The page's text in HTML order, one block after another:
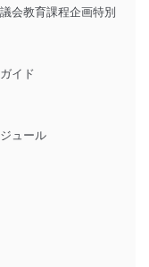
教育課程企画特別
イド
ュール